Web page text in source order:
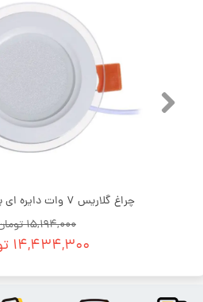
۱۵,۱۹۴,۰۰۰ تومان
۱۴,۴۳۴,۳۰۰ تومان